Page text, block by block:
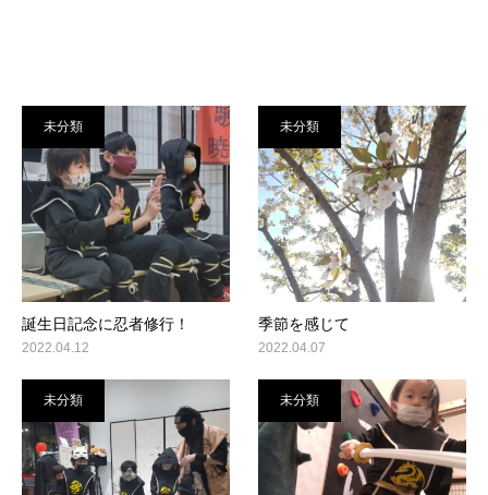
未分類
誕生日記念に忍者修行！
2022.04.12
未分類
季節を感じて
2022.04.07
未分類 未分類